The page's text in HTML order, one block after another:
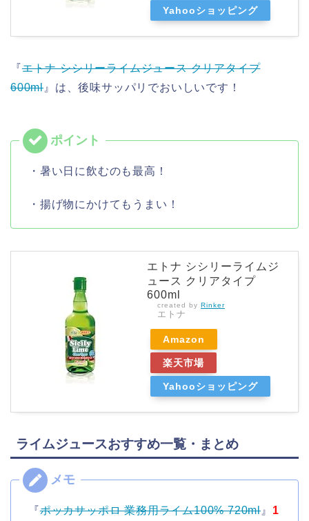
Yahooショッピング
『エトナ シシリーライムジュース クリアタイプ
600ml 』は、後味サッパリでおいしいです！
・暑い日に飲むのも最高！
・揚げ物にかけてもうまい！
エトナ シシリーライムジ
ュース クリアタイプ
600ml
created by Rinker
エトナ
Amazon
楽天市場
Yahooショッピング
ライムジュースおすすめ一覧・まとめ
『ポッカサッポロ 業務用ライム100% 720ml 』 1